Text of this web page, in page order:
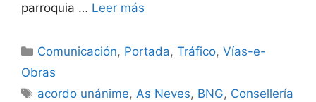
parroquia … Leer más
Comunicación, Portada,Tráfico,Vías-e-
Obras
acordo unánime,As Neves, BNG, Consellería